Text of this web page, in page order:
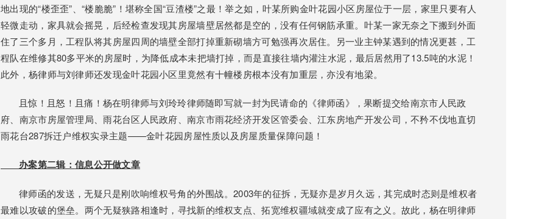
地出现的“楼歪歪”、“楼脆脆”！堪称全国“豆渣楼”之最！举之如，叶某所购金叶花园小区房屋位于一层，家里只要有人
轻微走动，家具就会摇晃，后经检查发现其房屋墙壁居然都是空的，没有任何钢筋承重。叶某一家无奈之下搬到外面
住了三个多月，工程队将其房屋四周的墙壁全部打掉重新砌墙方可勉强再次居住。另一业主钟某遇到的情况更甚，工
程队在维修其80多平米的房屋时，为降低成本未把墙打掉，而是直接往墙内灌注水泥，最后居然用了13.5吨的水泥！
此外，杨律师与刘律师还发现金叶花园小区里竟然有十幢楼房根本没有加重层，亦没有地梁。
且惊！且怒！且痛！杨在明律师与刘玲玲律师随即写就一封为民请命的《律师函》，果断提交给南京市人民政
府、南京市房屋管理局、雨花台区人民政府、南京市雨花经济开发区管委会、江东房地产开发公司，不矜不伐地直切
雨花台287拆迁户维权实录主题——金叶花园房屋性质以及房屋质量保障问题！
办案第二辑： 信息公开做文章
律师函的发送，无疑只是刚吹响维权号角的外围战。2003年的征拆，无疑亦是岁月久远，其完成时态则是维权者
最难以攻破的堡垒。两个无疑狭路相逢时，寻找新的维权支点、拓宽维权疆域就变成了应有之义。故此，杨在明律师